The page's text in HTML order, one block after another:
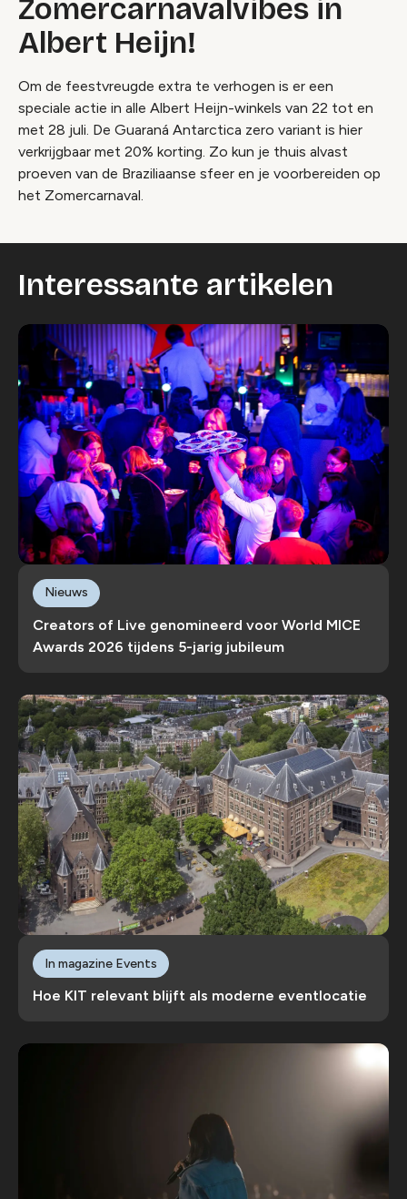
Zomercarnavalvibes in
Albert Heijn!
Om de feestvreugde extra te verhogen is er een
speciale actie in alle Albert Heijn-winkels van 22 tot en
met 28 juli. De Guaraná Antarctica zero variant is hier
verkrijgbaar met 20% korting. Zo kun je thuis alvast
proeven van de Braziliaanse sfeer en je voorbereiden op
het Zomercarnaval.
Interessante artikelen
Creators of Live genomineerd voor World MICE
Awards 2026 tijdens 5-jarig jubileum
Nieuws
Hoe KIT relevant blijft als moderne eventlocatie
In magazine Events